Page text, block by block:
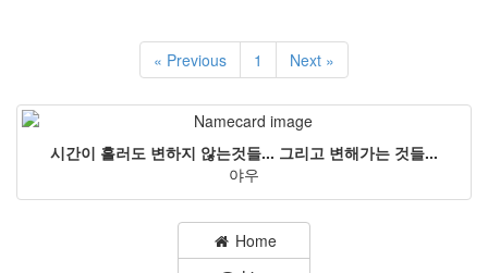
« Previous 1 Next »
시간이 흘러도 변하지 않는것들... 그리고 변해가는 것들...
야우
Home